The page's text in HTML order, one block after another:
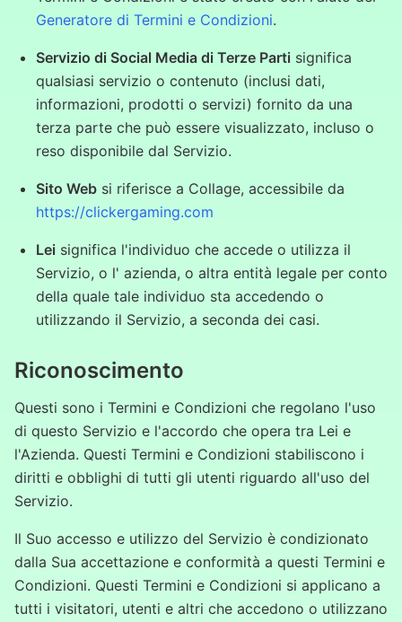
Generatore di Termini e Condizioni.
Servizio di Social Media di Terze Parti significa
qualsiasi servizio o contenuto (inclusi dati,
informazioni, prodotti o servizi) fornito da una
terza parte che può essere visualizzato, incluso o
reso disponibile dal Servizio.
Sito Web si riferisce a Collage, accessibile da
https://clickergaming.com
Lei significa l'individuo che accede o utilizza il
Servizio, o l' azienda, o altra entità legale per conto
della quale tale individuo sta accedendo o
utilizzando il Servizio, a seconda dei casi.
Riconoscimento
Questi sono i Termini e Condizioni che regolano l'uso
di questo Servizio e l'accordo che opera tra Lei e
l'Azienda. Questi Termini e Condizioni stabiliscono i
diritti e obblighi di tutti gli utenti riguardo all'uso del
Servizio.
Il Suo accesso e utilizzo del Servizio è condizionato
dalla Sua accettazione e conformità a questi Termini e
Condizioni. Questi Termini e Condizioni si applicano a
tutti i visitatori, utenti e altri che accedono o utilizzano